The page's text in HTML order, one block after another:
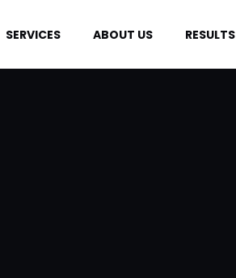
SERVICES ABOUT US RESULTS